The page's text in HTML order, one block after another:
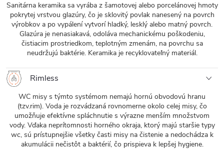
Sanitárna keramika sa vyrába z šamotovej alebo porcelánovej hmoty
pokrytej vrstvou glazúry, čo je sklovitý povlak nanesený na povrch
výrobkov a po vypálení vytvorí hladký, lesklý alebo matný povrch.
Glazúra je nenasiakavá, odoláva mechanickému poškodeniu,
čistiacim prostriedkom, teplotným zmenám, na povrchu sa
neudržujú baktérie. Keramika je recyklovateľný materiál.
Rimless
WC misy s týmto systémom nemajú hornú obvodovú hranu
(tzv.rim). Voda je rozvádzaná rovnomerne okolo celej misy, čo
umožňuje efektívne spláchnutie s výrazne menším množstvom
vody. Vďaka neprítomnosti horného okraja, ktorý majú staršie typy
wc, sú prístupnejšie všetky časti misy na čistenie a nedochádza k
akumulácii nečistôt a baktérií, čo prispieva k lepšej hygiene.